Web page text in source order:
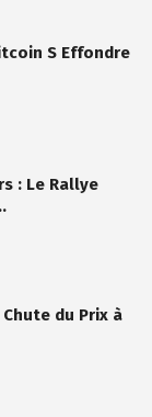
S Effondre
: Le Rallye
du Prix à